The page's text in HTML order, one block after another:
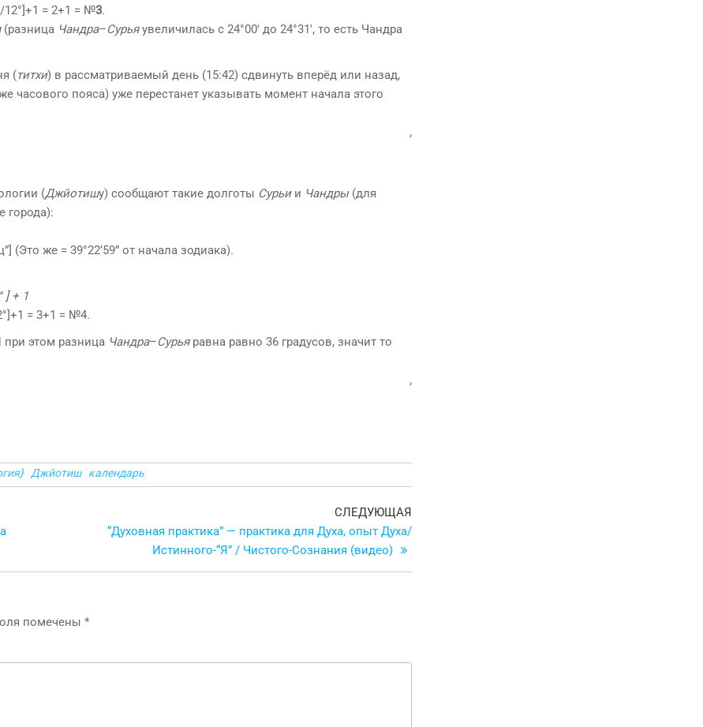
12°]+1 = 2+1 = №3.
(разница Чандра–Сурьяувеличилась с 24°00′ до 24°31′, то есть Чандра
(титхи) в рассматриваемый день (15:42) сдвинуть вперёд или назад,
часового пояса) уже перестанет указывать момент начала этого
‘
(Джйотишу) сообщают такие долготы Сурьии Чандры(для
города):
(Это же = 39°22’59” от начала зодиака).
] + 1
= 3+1 = №4.
при этом разница Чандра–Сурьяравна равно 36 градусов, значит то
‘
Джйотиш календарь
Следующая
запись
СЛЕДУЮЩАЯ
“Духовная практика” — практика для Духа, опыт Духа/
Истинного-“Я” / Чистого-Сознания (видео)
помечены *